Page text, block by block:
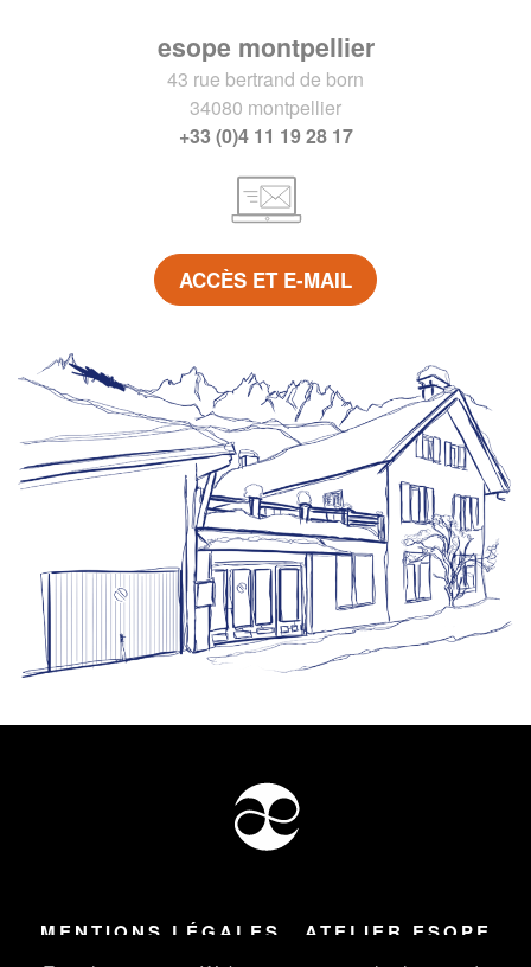
esope montpellier
43 rue bertrand de born
34080 montpellier
+33 (0)4 11 19 28 17
ACCÈS ET E-MAIL
MENTIONS LÉGALES ATELIER ESOPE